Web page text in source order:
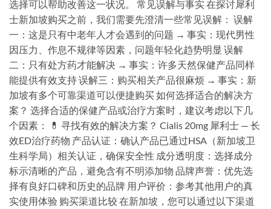
选择可以帮助改善这一状况。 常见误解与事实 在探讨犀利
士新加坡购买之前，我们需要先澄清一些常见误解： 误解
一：这是只有中老年人才会遇到的问题 → 事实：现代男性
因压力、作息不规律等因素，问题年轻化趋势明显 误解
二：只有处方药才能解决 → 事实：许多天然保健产品同样
能提供有效支持 误解三：购买相关产品很麻烦 → 事实：新
加坡有多个可靠渠道可以便捷购买 如何选择适合的解决方
案？ 选择合适的保健产品或治疗方案时，建议考虑以下几
个因素： 💊 寻找有效的解决方案？ Cialis 20mg 犀利士 — 长
效ED治疗药物 产品认证：确认产品已通过HSA（新加坡卫
生科学局）相关认证，确保安全性 成分透明度：选择成分
标示清晰的产品，避免含有不明添加物 品牌声誉：优先选
择有良好口碑和历史的品牌 用户评价：参考其他用户的真
实使用体验 购买渠道比较 在新加坡，您可以通过以下渠道